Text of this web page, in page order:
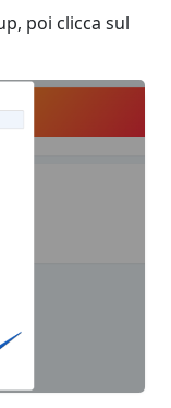
poi clicca sul